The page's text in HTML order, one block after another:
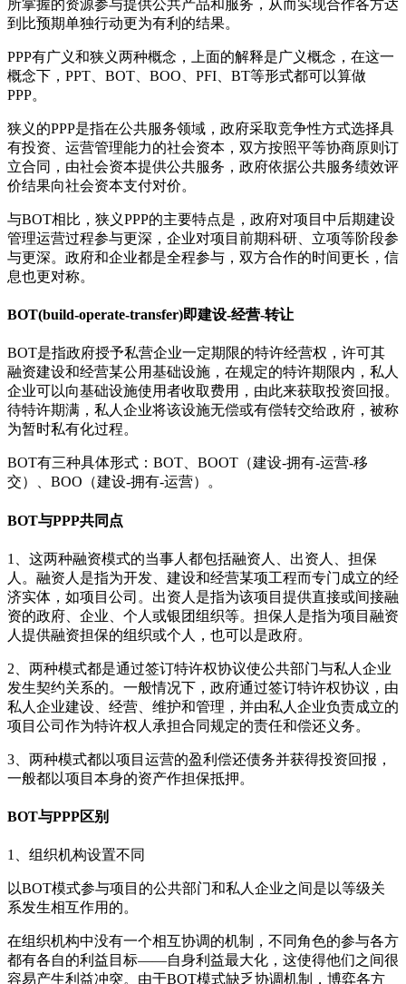
所掌握的资源参与提供公共产品和服务，从而实现合作各方达
到比预期单独行动更为有利的结果。
PPP有广义和狭义两种概念，上面的解释是广义概念，在这一
概念下，PPT、BOT、BOO、PFI、BT等形式都可以算做
PPP。
狭义的PPP是指在公共服务领域，政府采取竞争性方式选择具
有投资、运营管理能力的社会资本，双方按照平等协商原则订
立合同，由社会资本提供公共服务，政府依据公共服务绩效评
价结果向社会资本支付对价。
与BOT相比，狭义PPP的主要特点是，政府对项目中后期建设
管理运营过程参与更深，企业对项目前期科研、立项等阶段参
与更深。政府和企业都是全程参与，双方合作的时间更长，信
息也更对称。
BOT(build-operate-transfer)即建设-经营-转让
BOT是指政府授予私营企业一定期限的特许经营权，许可其
融资建设和经营某公用基础设施，在规定的特许期限内，私人
企业可以向基础设施使用者收取费用，由此来获取投资回报。
待特许期满，私人企业将该设施无偿或有偿转交给政府，被称
为暂时私有化过程。
BOT有三种具体形式：BOT、BOOT（建设-拥有-运营-移
交）、BOO（建设-拥有-运营）。
BOT与PPP共同点
1、这两种融资模式的当事人都包括融资人、出资人、担保
人。融资人是指为开发、建设和经营某项工程而专门成立的经
济实体，如项目公司。出资人是指为该项目提供直接或间接融
资的政府、企业、个人或银团组织等。担保人是指为项目融资
人提供融资担保的组织或个人，也可以是政府。
2、两种模式都是通过签订特许权协议使公共部门与私人企业
发生契约关系的。一般情况下，政府通过签订特许权协议，由
私人企业建设、经营、维护和管理，并由私人企业负责成立的
项目公司作为特许权人承担合同规定的责任和偿还义务。
3、两种模式都以项目运营的盈利偿还债务并获得投资回报，
一般都以项目本身的资产作担保抵押。
BOT与PPP区别
1、组织机构设置不同
以BOT模式参与项目的公共部门和私人企业之间是以等级关
系发生相互作用的。
在组织机构中没有一个相互协调的机制，不同角色的参与各方
都有各自的利益目标——自身利益最大化，这使得他们之间很
容易产生利益冲突。由于BOT模式缺乏协调机制，博弈各方